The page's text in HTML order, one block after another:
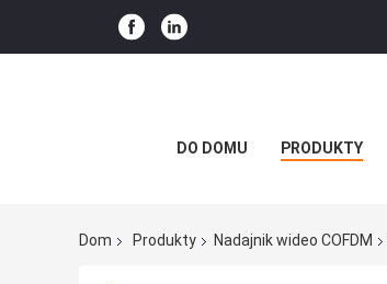
DO DOMU PRODUKTY
Dom Produkty Nadajnik wideo COFDM